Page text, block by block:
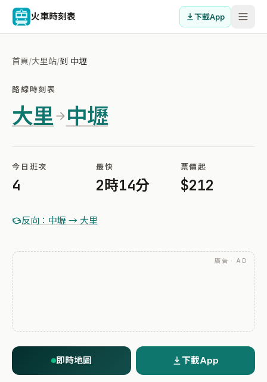
火車時刻表 下載App
首頁/大里站/到 中壢
路線時刻表
大里 中壢
今日班次
4
最快
2時14分
票價起
$212
反向：中壢 → 大里
廣告 · AD
即時地圖 下載App